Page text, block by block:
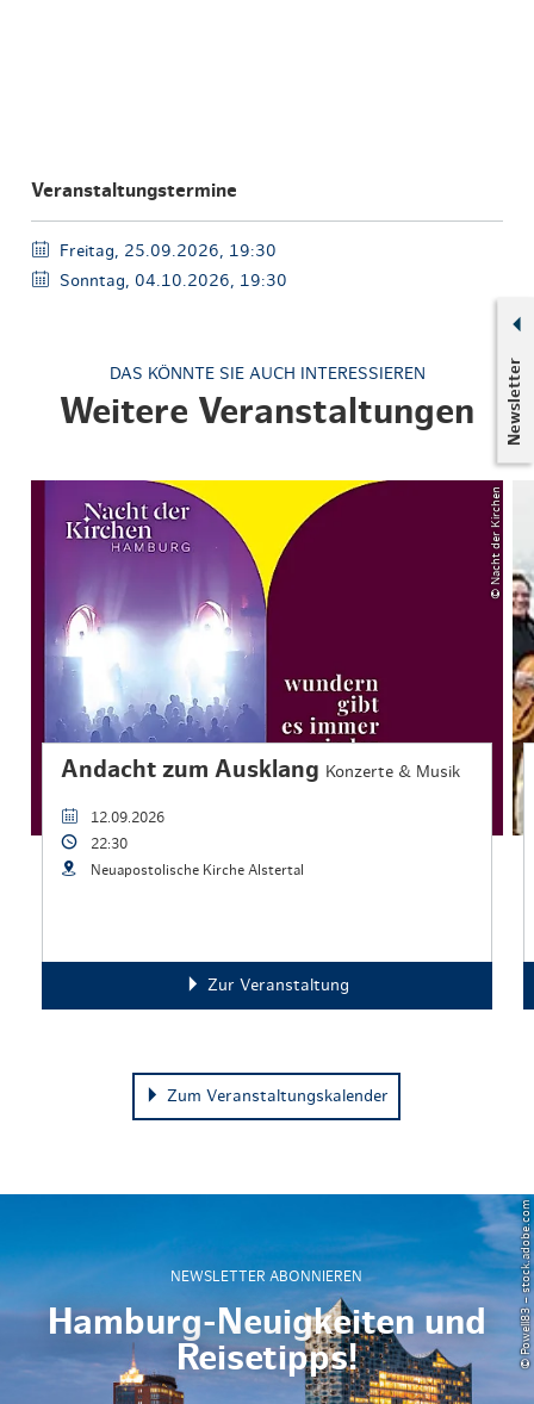
Newsletter
Veranstaltungstermine
Freitag, 25.09.2026, 19:30
Sonntag, 04.10.2026, 19:30
DAS KÖNNTE SIE AUCH INTERESSIEREN
Weitere Veranstaltungen
© Nacht der Kirchen
Andacht zum Ausklang Konzerte & Musik
12.09.2026
22:30
Neuapostolische Kirche Alstertal
Zur Veranstaltung
Zum Veranstaltungskalender
NEWSLETTER ABONNIEREN
Hamburg-Neuigkeiten und
Reisetipps!
© Powell83 – stock.adobe.com